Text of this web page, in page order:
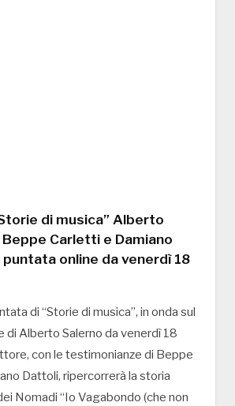
di musica” Alberto
Carletti e Damiano
online da venerdì 18
di “Storie di musica”, in onda sul
di Alberto Salerno da venerdì 18
con le testimonianze di Beppe
Dattoli, ripercorrerà la storia
Nomadi “Io Vagabondo (che non